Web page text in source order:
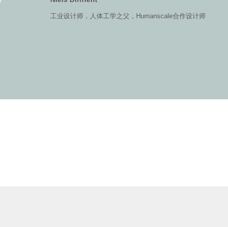
工业设计师，人体工学之父，Humanscale合作设计师